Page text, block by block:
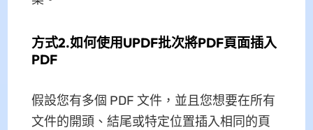
方式2.如何使用UPDF批次將PDF頁面插入
PDF
假設您有多個 PDF 文件，並且您想要在所有
文件的開頭、結尾或特定位置插入相同的頁